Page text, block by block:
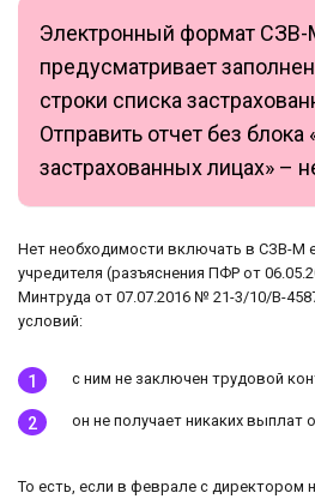
Электронный формат
предусматривает
строки списка
Отправить отчет без
застрахованных лицах» –
Нет необходимости включать в СЗВ-М
учредителя (разъяснения ПФР от
Минтруда от 07.07.2016 № 21-3/10/В-
условий:
с ним не заключен трудовой
он не получает никаких выплат
То есть, если в феврале с директором